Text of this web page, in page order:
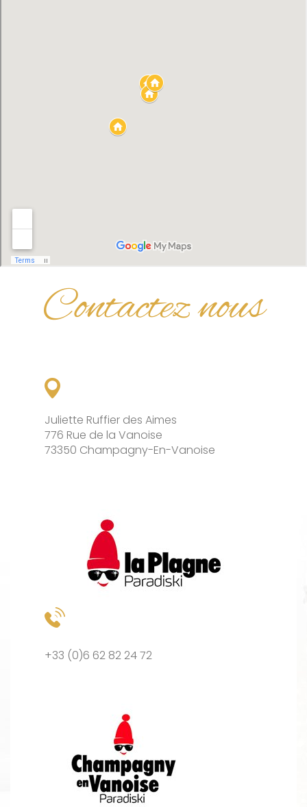
Contactez nous
Juliette Ruffier des Aimes
776 Rue de la Vanoise
73350 Champagny-En-Vanoise
+33 (0)6 62 82 24 72